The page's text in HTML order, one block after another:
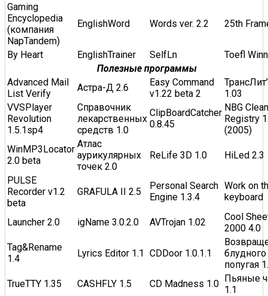
Gaming
Encyclopedia
(компания
NapTandem)
EnglishWord Words ver. 2.2 25th
By Heart EnglishTrainer SelfLn
Toefl
Полезные программы
Advanced Mail
List Verify
Астра-Д 2.6
Easy Command
v1.22 beta 2
1.03
VVSPlayer
Revolution
1.5.1sp4
Справочник
лекарственных
средств 1.0
ClipBoardCatcher
0.8.45
NBG Clean
Registry
(2005)
WinMP3Locator
2.0 beta
Атлас
аурикулярных
точек 2.0
ReLife 3D 1.0 HiLed 2.3
PULSE
Recorder v1.2
beta
GRAFULA II 2.5
Personal Search
Engine 1.3.4
Work on
keyboard
Launcher 2.0 igName 3.0.2.0 AVTrojan 1.02
Cool
2000 4.0
Tag&Rename
1.4
Lyrics Editor 1.1 CDDoor 1.0.1.1
блудного
попугая
TrueTTY 1.35
CASHFLY 1.5 CD Madness 1.0 Пьяные
1.1